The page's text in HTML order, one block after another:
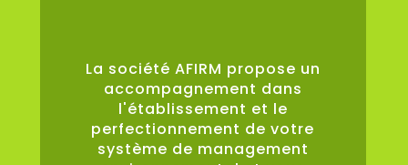
La société AFIRM propose un
accompagnement dans
l'établissement et le
perfectionnement de votre
système de management